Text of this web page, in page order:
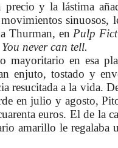
precio y la lástima
sinuosos,
Thurman, en Pulp
You never can tell.
mayoritario en esa
enjuto, tostado y
resucitada a la vida.
en julio y agosto,
euros. El de la
amarillo le regalaba